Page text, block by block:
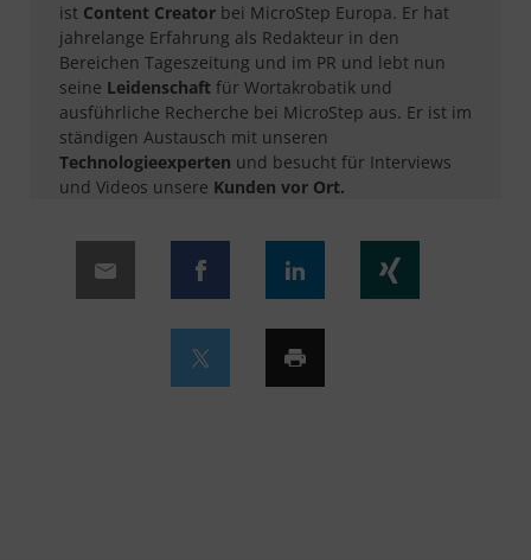
ist Content Creator bei MicroStep Europa. Er hat
jahrelange Erfahrung als Redakteur in den
Bereichen Tageszeitung und im PR und lebt nun
seine Leidenschaft für Wortakrobatik und
ausführliche Recherche bei MicroStep aus. Er ist im
ständigen Austausch mit unseren
Technologieexperten und besucht für Interviews
und Videos unsere Kunden vor Ort.​